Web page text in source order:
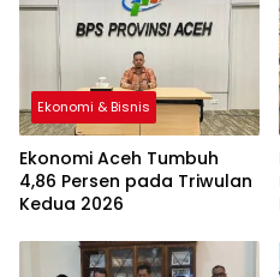
Ekonomi & Bisnis
Ekonomi Aceh Tumbuh
4,86 Persen pada Triwulan
Kedua 2026